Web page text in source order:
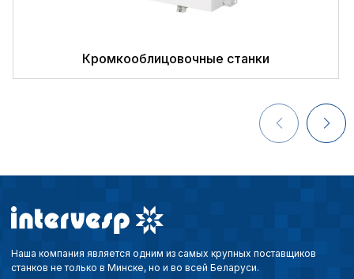
Определяется, сколько станок сможет
Допустимые размеры обрабатываемых
Количество шпинделей. Показывает,
сколько отверстий можно сделать в один
заготовки в автоматическом режиме;
возможность сохранить в памяти карты
присадок;
Кромкооблицовочные станки
Наша компания является одним из самых крупных поставщиков
станков не только в Минске, но и во всей Беларуси.